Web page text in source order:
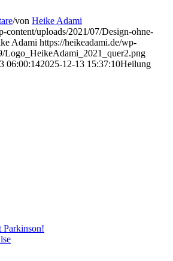
/von Heike Adami
content/uploads/2021/07/Design-ohne-
Adami https://heikeadami.de/wp-
Logo_HeikeAdami_2021_quer2.png
06:00:142025-12-13 15:37:10Heilung